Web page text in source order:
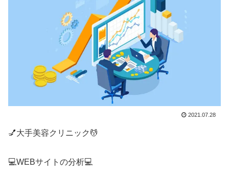
2021.07.28
💅大手美容クリニック💆
💻WEBサイトの分析💻